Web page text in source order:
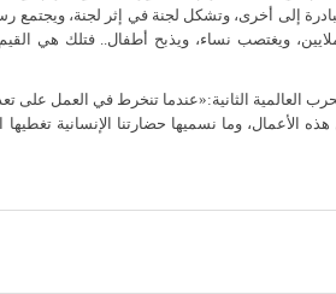
إلى أخرى، وتشكل لجنة في إثر لجنة، ويجتمع
ويغتصب نساء، ويذبح أطفال.. فتلك هي القيم
العالمية الثانية:«عندما تنخرط في العمل على
وما نسميها حضارتنا الإنسانية تغطيها